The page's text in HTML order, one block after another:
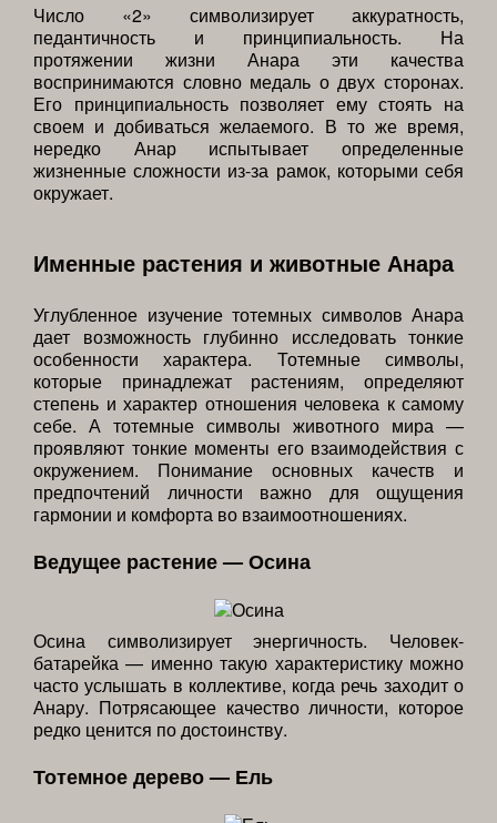
Число «2» символизирует аккуратность,
педантичность и принципиальность. На
протяжении жизни Анара эти качества
воспринимаются словно медаль о двух сторонах.
Его принципиальность позволяет ему стоять на
своем и добиваться желаемого. В то же время,
нередко Анар испытывает определенные
жизненные сложности из-за рамок, которыми себя
окружает.
Именные растения и животные Анара
Углубленное изучение тотемных символов Анара
дает возможность глубинно исследовать тонкие
особенности характера. Тотемные символы,
которые принадлежат растениям, определяют
степень и характер отношения человека к самому
себе. А тотемные символы животного мира —
проявляют тонкие моменты его взаимодействия с
окружением. Понимание основных качеств и
предпочтений личности важно для ощущения
гармонии и комфорта во взаимоотношениях.
Ведущее растение — Осина
Осина символизирует энергичность. Человек-
батарейка — именно такую характеристику можно
часто услышать в коллективе, когда речь заходит о
Анару. Потрясающее качество личности, которое
редко ценится по достоинству.
Тотемное дерево — Ель